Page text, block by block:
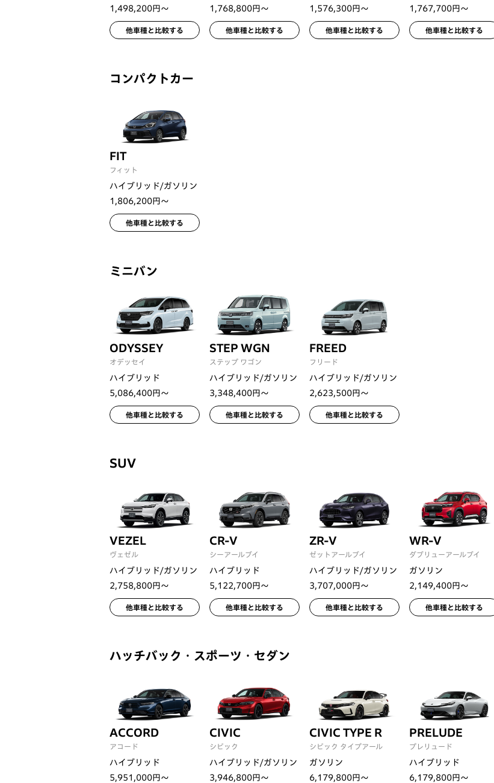
1,498,200円〜
他車種と比較する
1,768,800円〜
他車種と比較する
1,576,300円〜
他車種と比較する
1,767,700円〜
他車種と比較する
コンパクトカー
FIT
フィット
ハイブリッド/ガソリン
1,806,200円〜
他車種と比較する
ミニバン
ODYSSEY
オデッセイ
ハイブリッド
5,086,400円〜
他車種と比較する
STEP WGN
ステップ ワゴン
ハイブリッド/ガソリン
3,348,400円〜
他車種と比較する
FREED
フリード
ハイブリッド/ガソリン
2,623,500円〜
他車種と比較する
SUV
VEZEL
ヴェゼル
ハイブリッド/ガソリン
2,758,800円〜
他車種と比較する
CR-V
シーアールブイ
ハイブリッド
5,122,700円〜
他車種と比較する
ZR-V
ゼットアールブイ
ハイブリッド/ガソリン
3,707,000円〜
他車種と比較する
WR-V
ダブリューアールブイ
ガソリン
2,149,400円〜
他車種と比較する
ハッチバック・スポーツ・セダン
ACCORD
アコード
ハイブリッド
5,951,000円〜
CIVIC
シビック
ハイブリッド/ガソリン
3,946,800円〜
CIVIC TYPE R
シビック タイプアール
ガソリン
6,179,800円〜
PRELUDE
プレリュード
ハイブリッド
6,179,800円〜